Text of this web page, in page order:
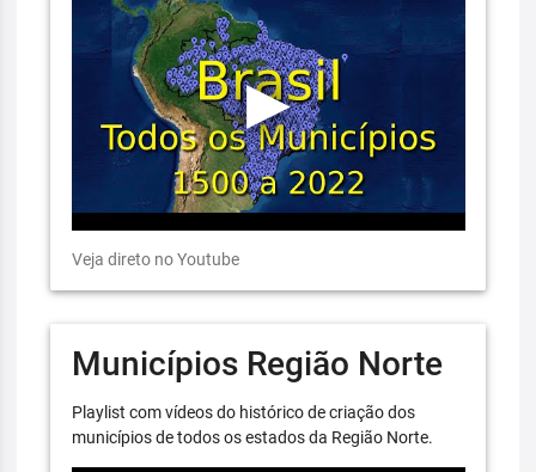
Veja direto no Youtube
Municípios Região Norte
Playlist com vídeos do histórico de criação dos
municípios de todos os estados da Região Norte.